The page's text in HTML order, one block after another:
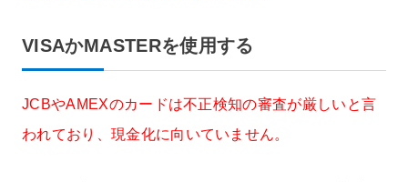
VISAかMASTERを使用する
JCBやAMEXのカードは不正検知の審査が厳しいと言
われており、現金化に向いていません。